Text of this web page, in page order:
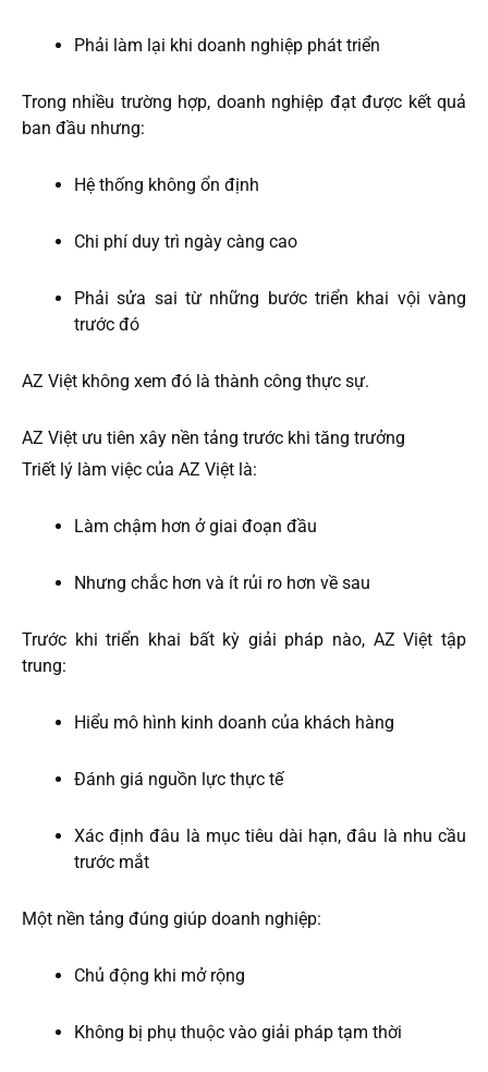
Phải làm lại khi doanh nghiệp phát triển
Trong nhiều trường hợp, doanh nghiệp đạt được kết quả
ban đầu nhưng:
Hệ thống không ổn định
Chi phí duy trì ngày càng cao
Phải sửa sai từ những bước triển khai vội vàng
trước đó
AZ Việt không xem đó là thành công thực sự.
AZ Việt ưu tiên xây nền tảng trước khi tăng trưởng
Triết lý làm việc của AZ Việt là:
Làm chậm hơn ở giai đoạn đầu
Nhưng chắc hơn và ít rủi ro hơn về sau
Trước khi triển khai bất kỳ giải pháp nào, AZ Việt tập
trung:
Hiểu mô hình kinh doanh của khách hàng
Đánh giá nguồn lực thực tế
Xác định đâu là mục tiêu dài hạn, đâu là nhu cầu
trước mắt
Một nền tảng đúng giúp doanh nghiệp:
Chủ động khi mở rộng
Không bị phụ thuộc vào giải pháp tạm thời